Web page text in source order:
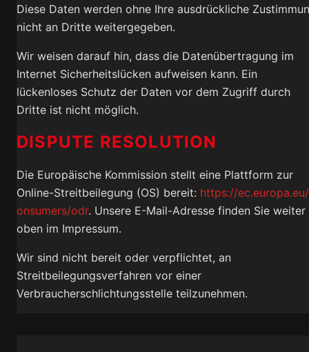
Diese Daten werden ohne Ihre ausdrückliche
nicht an Dritte weitergegeben.
Wir weisen darauf hin, dass die Datenübertragung im
Internet Sicherheitslücken aufweisen kann. Ein
lückenloses Schutz der Daten vor dem Zugriff durch
Dritte ist nicht möglich.
DISPUTE RESOLUTION
Die Europäische Kommission stellt eine Plattform zur
Online-Streitbeilegung (OS) bereit: https://
onsumers/odr. Unsere E-Mail-Adresse finden Sie weiter
oben im Impressum.
Wir sind nicht bereit oder verpflichtet, an
Streitbeilegungsverfahren vor einer
Verbraucherschlichtungsstelle teilzunehmen.